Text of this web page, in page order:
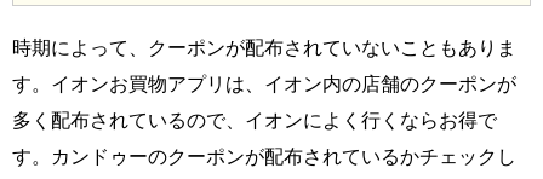
時期によって、クーポンが配布されていないこともありま
す。イオンお買物アプリは、イオン内の店舗のクーポンが
多く配布されているので、イオンによく行くならお得で
す。カンドゥーのクーポンが配布されているかチェックし